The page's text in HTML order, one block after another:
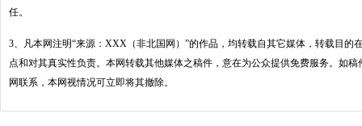
任。
3、凡本网注明“来源：XXX（非北国网）”的作品，均转载自其它媒体，转载目的
点和对其真实性负责。本网转载其他媒体之稿件，意在为公众提供免费服务。如
网联系，本网视情况可立即将其撤除。